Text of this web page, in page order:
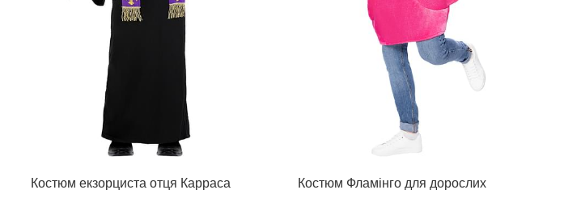
Костюм екзорциста отця Карраса Костюм Фламінго для дорослих